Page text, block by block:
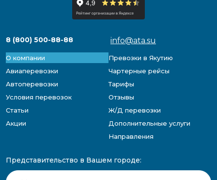
8 (800) 500-88-88 info@ata.su
О компании
Превозки в Якутию
Авиаперевозки
Чартерные рейсы
Автоперевозки
Тарифы
Условия перевозок
Отзывы
Статьи
Ж/Д перевозки
Акции
Дополнительные услуги
Направления
Представительство в Вашем городе: